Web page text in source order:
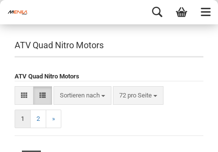
ATV Quad Nitro Motors
ATV Quad Nitro Motors
Sortieren nach 72 pro Seite
1 2 »